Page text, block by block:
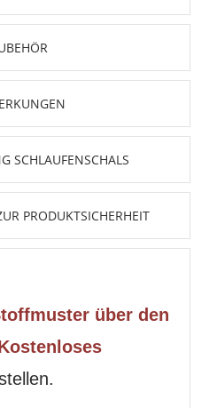
SCHLAUFENSCHALS
PRODUKTSICHERHEIT
über den